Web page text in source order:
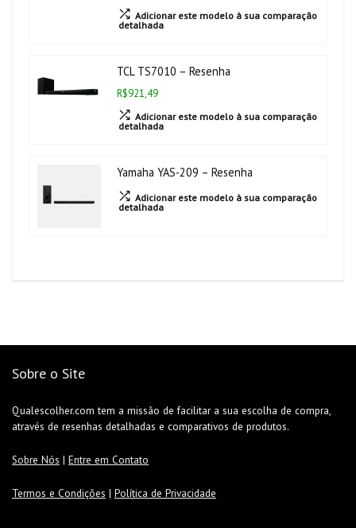
Adicionar este modelo à sua comparação
detalhada
TCL TS7010 – Resenha
R$921,49
Adicionar este modelo à sua comparação
detalhada
Yamaha YAS-209 – Resenha
Adicionar este modelo à sua comparação
detalhada
Sobre o Site
Qualescolher.com tem a missão de facilitar a sua escolha de compra,
através de resenhas detalhadas e comparativos de produtos.
Sobre Nós | Entre em Contato
Termos e Condições | Política de Privacidade